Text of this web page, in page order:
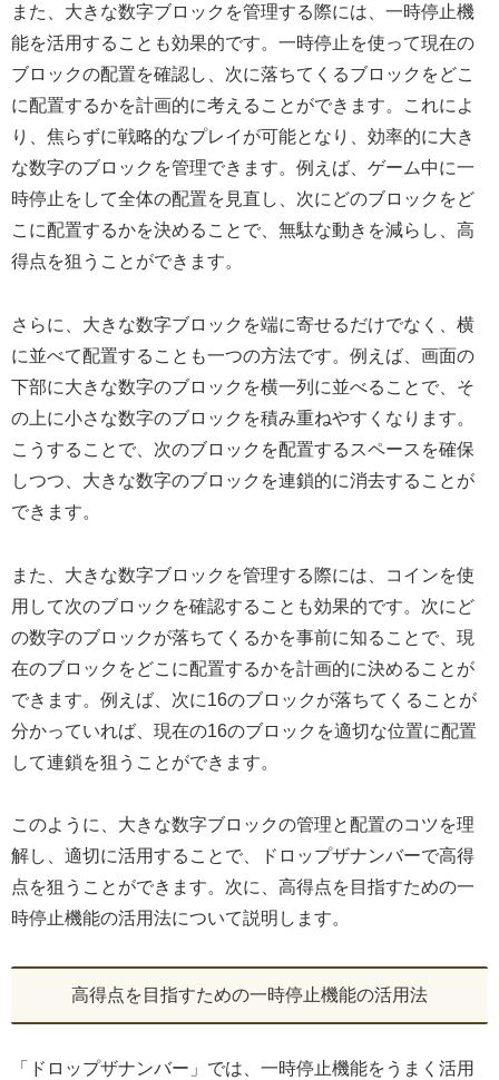
また、大きな数字ブロックを管理する際には、一時停止機
能を活用することも効果的です。一時停止を使って現在の
ブロックの配置を確認し、次に落ちてくるブロックをどこ
に配置するかを計画的に考えることができます。これによ
り、焦らずに戦略的なプレイが可能となり、効率的に大き
な数字のブロックを管理できます。例えば、ゲーム中に一
時停止をして全体の配置を見直し、次にどのブロックをど
こに配置するかを決めることで、無駄な動きを減らし、高
得点を狙うことができます。
さらに、大きな数字ブロックを端に寄せるだけでなく、横
に並べて配置することも一つの方法です。例えば、画面の
下部に大きな数字のブロックを横一列に並べることで、そ
の上に小さな数字のブロックを積み重ねやすくなります。
こうすることで、次のブロックを配置するスペースを確保
しつつ、大きな数字のブロックを連鎖的に消去することが
できます。
また、大きな数字ブロックを管理する際には、コインを使
用して次のブロックを確認することも効果的です。次にど
の数字のブロックが落ちてくるかを事前に知ることで、現
在のブロックをどこに配置するかを計画的に決めることが
できます。例えば、次に16のブロックが落ちてくることが
分かっていれば、現在の16のブロックを適切な位置に配置
して連鎖を狙うことができます。
このように、大きな数字ブロックの管理と配置のコツを理
解し、適切に活用することで、ドロップザナンバーで高得
点を狙うことができます。次に、高得点を目指すための一
時停止機能の活用法について説明します。
高得点を目指すための一時停止機能の活用法
「ドロップザナンバー」では、一時停止機能をうまく活用